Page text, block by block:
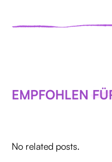
EMPFOHLEN
No related posts.